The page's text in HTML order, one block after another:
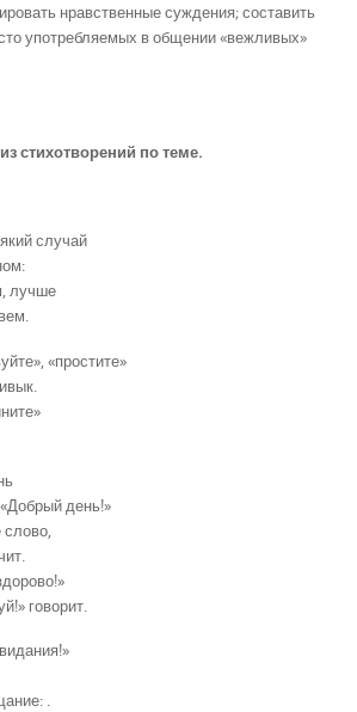
нравственные суждения; составить
употребляемых в общении «вежливых»
стихотворений по теме.
случай
лучше
«простите»
день!»
слово,
говорит.
.